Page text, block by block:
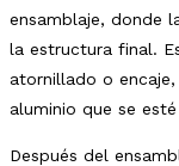
ensamblaje, donde
la estructura final.
atornillado o
aluminio que se
Después del